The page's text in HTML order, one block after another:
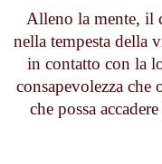
Alleno la mente, il
nella tempesta della
in contatto con la
consapevolezza che
che possa